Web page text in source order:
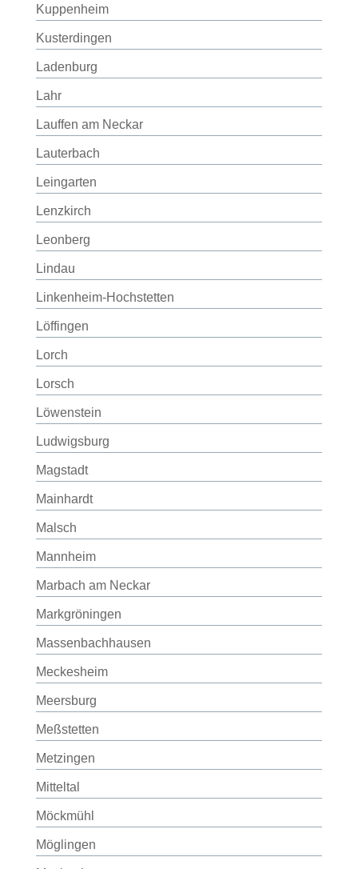
Kuppenheim
Kusterdingen
Ladenburg
Lahr
Lauffen am Neckar
Lauterbach
Leingarten
Lenzkirch
Leonberg
Lindau
Linkenheim-Hochstetten
Löffingen
Lorch
Lorsch
Löwenstein
Ludwigsburg
Magstadt
Mainhardt
Malsch
Mannheim
Marbach am Neckar
Markgröningen
Massenbachhausen
Meckesheim
Meersburg
Meßstetten
Metzingen
Mitteltal
Möckmühl
Möglingen